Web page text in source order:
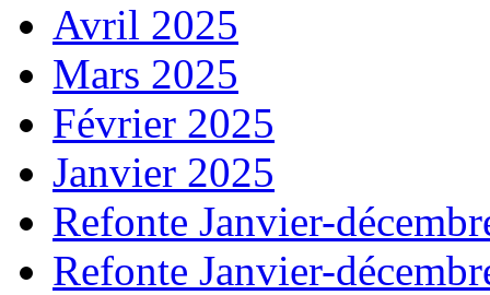
Avril 2025
Mars 2025
Février 2025
Janvier 2025
Refonte Janvier-
Refonte Janvier-